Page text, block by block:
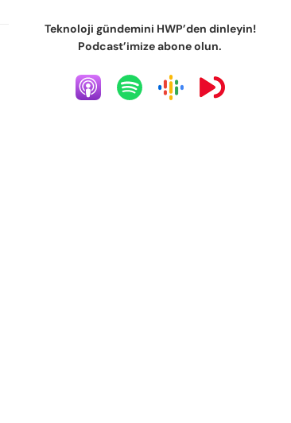
Teknoloji gündemini HWP’den dinleyin!
Podcast’imize abone olun.